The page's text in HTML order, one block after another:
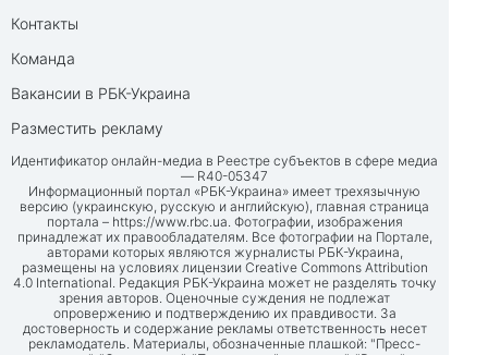
Контакты
Команда
Вакансии в РБК-Украина
Разместить рекламу
Идентификатор онлайн-медиа в Реестре субъектов в сфере медиа
— R40-05347
Информационный портал «РБК-Украина» имеет трехязычную
версию (украинскую, русскую и английскую), главная страница
портала – https://www.rbc.ua. Фотографии, изображения
принадлежат их правообладателям. Все фотографии на Портале,
авторами которых являются журналисты РБК-Украина,
размещены на условиях лицензии Creative Commons Attribution
4.0 International. Редакция РБК-Украина может не разделять точку
зрения авторов. Оценочные суждения не подлежат
опровержению и подтверждению их правдивости. За
достоверность и содержание рекламы ответственность несет
рекламодатель. Материалы, обозначенные плашкой: "Пресс-